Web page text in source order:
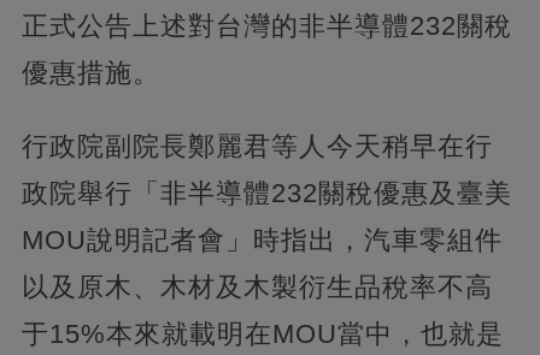
正式公告上述對台灣的非半導體232關稅
優惠措施。
行政院副院長鄭麗君等人今天稍早在行
政院舉行「非半導體232關稅優惠及臺美
MOU說明記者會」時指出，汽車零組件
以及原木、木材及木製衍生品稅率不高
于15%本來就載明在MOU當中，也就是